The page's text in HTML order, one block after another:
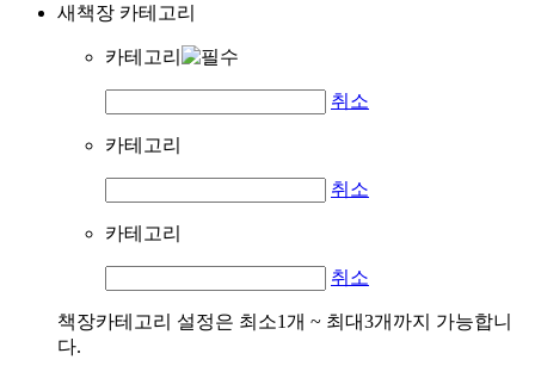
새책장 카테고리
카테고리
취소
카테고리
취소
카테고리
취소
책장카테고리 설정은 최소1개 ~ 최대3개까지 가능합니
다.